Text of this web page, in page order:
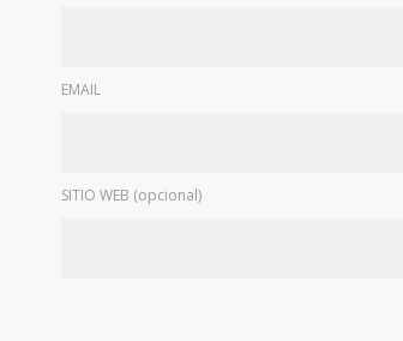
EMAIL
SITIO WEB (opcional)